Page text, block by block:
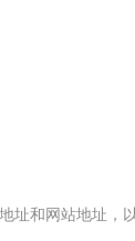
址和网站地址，